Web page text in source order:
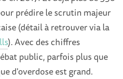
prédire le scrutin majeur
(détail à retrouver via la
). Avec des chiffres
public, parfois plus que
d'overdose est grand.